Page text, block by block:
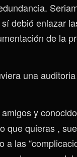
debió enlazar
de la
una
y
que quieras ,
las